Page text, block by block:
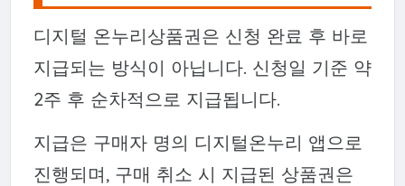
디지털 온누리상품권은 신청 완료 후 바로
지급되는 방식이 아닙니다. 신청일 기준 약
2주 후 순차적으로 지급됩니다.
지급은 구매자 명의 디지털온누리 앱으로
진행되며, 구매 취소 시 지급된 상품권은